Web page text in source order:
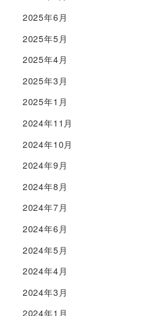
2025年6月
2025年5月
2025年4月
2025年3月
2025年1月
2024年11月
2024年10月
2024年9月
2024年8月
2024年7月
2024年6月
2024年5月
2024年4月
2024年3月
2024年1月